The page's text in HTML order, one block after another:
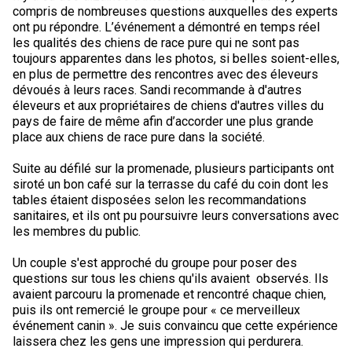
Berger anglais
Berger polonais de plaine
Berger portugais
Puli
Schapendoes néerlandais
Berger Shetland
Chien d’eau espagnol
Vallhund suédois
Chien Ibizan
Lévrier irlandais
Norrbottenspets
Elkhound norvégien
Lundehund norvégien
Otterhound
Petit basset griffon vendéen
Pharaoh Hound
Terrier tibétain
Xoloitzcuintli (moyen)
Xoloïtzcuintli (standard)
Setter irlandais
Épagneul cocker américain
Épagneul d’eau américain
Épagneul bleu de Picardie
Épagneul breton
Épagneul Clumber
Épagneul cocker anglais
Épagneul springer anglais
Terrier de Norwich
Terrier du révérend Russell
Terrier chasseur de rat
Terrier Russell
Schnauzer (nain)
Terrier écossais
Terrier Sealyham
Terrier Skye
Caniche (nain)
Carlin
Petit chien russe
Terrier à poil soyeux
Fox terrier miniature
Terrier de Manchester nain
Xoloitzcuintli (nain)
Terrier du Yorkshire
Grand bouvier suisse
Chien du Groenland
Hovawart
Chien d’ours de Carélie
Komondor
Kuvasz
Leonberger
Mastiff
Top Dogs
compris de nombreuses questions auxquelles des experts
ont pu répondre. L’événement a démontré en temps réel
les qualités des chiens de race pure qui ne sont pas
toujours apparentes dans les photos, si belles soient-elles,
en plus de permettre des rencontres avec des éleveurs
dévoués à leurs races. Sandi recommande à d'autres
éleveurs et aux propriétaires de chiens d'autres villes du
pays de faire de même afin d’accorder une plus grande
place aux chiens de race pure dans la société.
Suite au défilé sur la promenade, plusieurs participants ont
siroté un bon café sur la terrasse du café du coin dont les
tables étaient disposées selon les recommandations
sanitaires, et ils ont pu poursuivre leurs conversations avec
les membres du public.
Un couple s'est approché du groupe pour poser des
questions sur tous les chiens qu'ils avaient observés. Ils
avaient parcouru la promenade et rencontré chaque chien,
puis ils ont remercié le groupe pour « ce merveilleux
événement canin ». Je suis convaincu que cette expérience
laissera chez les gens une impression qui perdurera.